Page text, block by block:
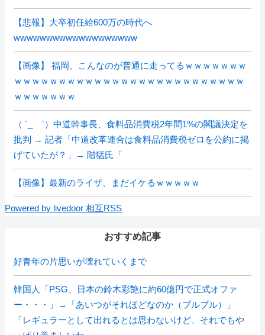
【悲報】大卒初任給600万の時代へ
wwwwwwwwwwwwwwwwwww
【画像】 福岡、こんなのが普通に走ってるｗｗｗｗｗｗｗ
ｗｗｗｗｗｗｗｗｗｗｗｗｗｗｗｗｗｗｗｗｗｗｗｗｗｗ
ｗｗｗｗｗｗｗ
（ ´_ゝ`）中道幹事長、食料品消費税2年間1%の閣議決定を
批判 → 記者「中道改革連合は食料品消費税ゼロを公約に掲
げていたが？」→ 階猛氏「
【画像】最新のライザ、まだイケるｗｗｗｗｗ
Powered by livedoor 相互RSS
おすすめ記事
好青年の片思いが壊れていくまで
韓国人「PSG、日本の鈴木彩艶に約60億円で正式オファ
ー・・・」→「あいつがそれほどなのか（ブルブル）」
「レギュラーとして出れるとは思わないけど、それでもや